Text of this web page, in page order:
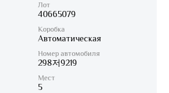
Лот
40665079
Коробка
Автоматическая
Номер автомобиля
298저9219
Мест
5